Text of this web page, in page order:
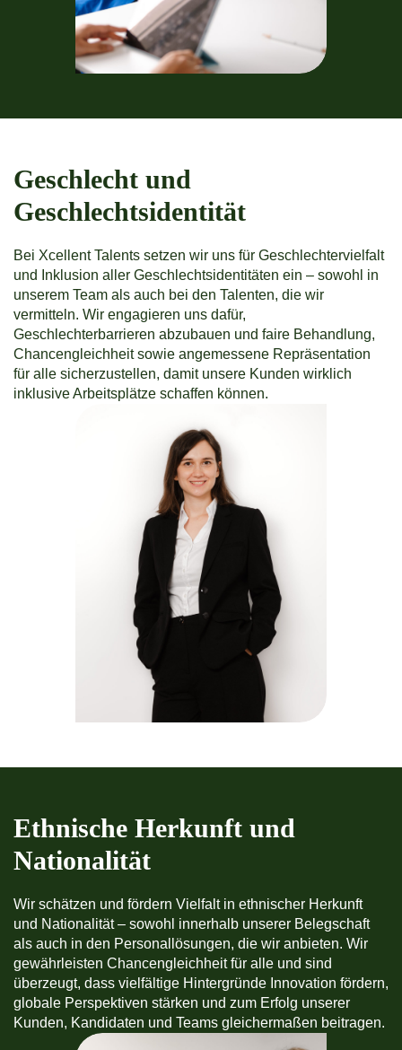
Geschlecht und
Geschlechtsidentität
Bei Xcellent Talents setzen wir uns für Geschlechtervielfalt
und Inklusion aller Geschlechtsidentitäten ein – sowohl in
unserem Team als auch bei den Talenten, die wir
vermitteln. Wir engagieren uns dafür,
Geschlechterbarrieren abzubauen und faire Behandlung,
Chancengleichheit sowie angemessene Repräsentation
für alle sicherzustellen, damit unsere Kunden wirklich
inklusive Arbeitsplätze schaffen können.
Ethnische Herkunft und
Nationalität
Wir schätzen und fördern Vielfalt in ethnischer Herkunft
und Nationalität – sowohl innerhalb unserer Belegschaft
als auch in den Personal­lösungen, die wir anbieten. Wir
gewährleisten Chancengleichheit für alle und sind
überzeugt, dass vielfältige Hintergründe Innovation fördern,
globale Perspektiven stärken und zum Erfolg unserer
Kunden, Kandidaten und Teams gleichermaßen beitragen.